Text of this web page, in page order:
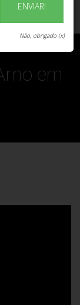
em
ENVIAR!
Não, obrigado (x)